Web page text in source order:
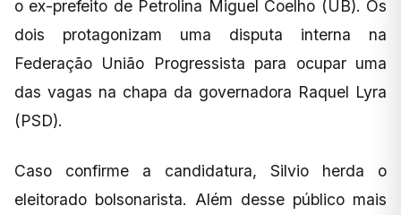
o ex-prefeito de Petrolina Miguel Coelho (UB). Os
dois protagonizam uma disputa interna na
Federação União Progressista para ocupar uma
das vagas na chapa da governadora Raquel Lyra
(PSD).
Caso confirme a candidatura, Silvio herda o
eleitorado bolsonarista. Além desse público mais